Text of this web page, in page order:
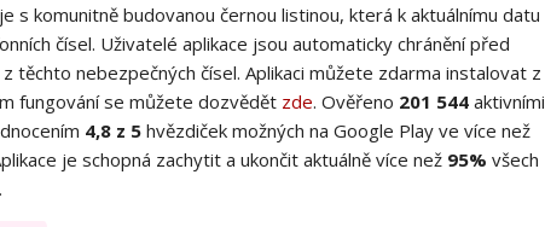
s komunitně budovanou černou listinou, která k aktuálnímu datu
čísel. Uživatelé aplikace jsou automaticky chránění před
těchto nebezpečných čísel. Aplikaci můžete zdarma instalovat z
fungování se můžete dozvědět zde. Ověřeno 201 544 aktivními
4,8 z 5 hvězdiček možných na Google Play ve více než
je schopná zachytit a ukončit aktuálně více než 95% všech